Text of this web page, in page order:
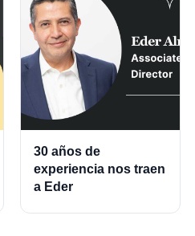
30 años de
experiencia nos traen
a Eder